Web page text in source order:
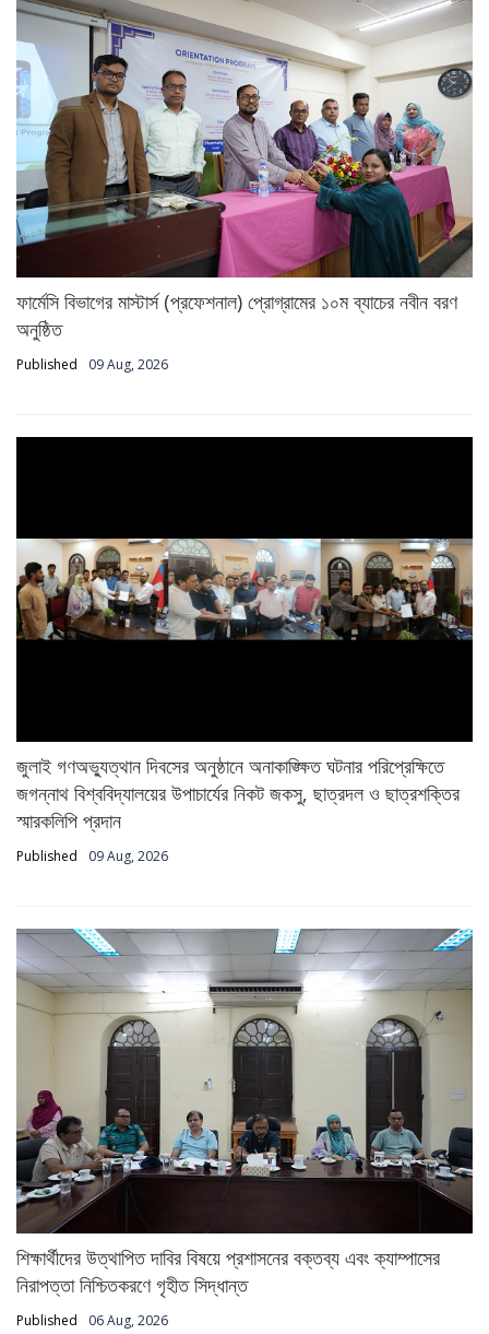
ফার্মেসি বিভাগের মাস্টার্স (প্রফেশনাল) প্রোগ্রামের ১০ম ব্যাচের নবীন বরণ
অনুষ্ঠিত
Published 09 Aug, 2026
জুলাই গণঅভ্যুত্থান দিবসের অনুষ্ঠানে অনাকাঙ্ক্ষিত ঘটনার পরিপ্রেক্ষিতে
জগন্নাথ বিশ্ববিদ্যালয়ের উপাচার্যের নিকট জকসু, ছাত্রদল ও ছাত্রশক্তির
স্মারকলিপি প্রদান
Published 09 Aug, 2026
শিক্ষার্থীদের উত্থাপিত দাবির বিষয়ে প্রশাসনের বক্তব্য এবং ক্যাম্পাসের
নিরাপত্তা নিশ্চিতকরণে গৃহীত সিদ্ধান্ত
Published 06 Aug, 2026